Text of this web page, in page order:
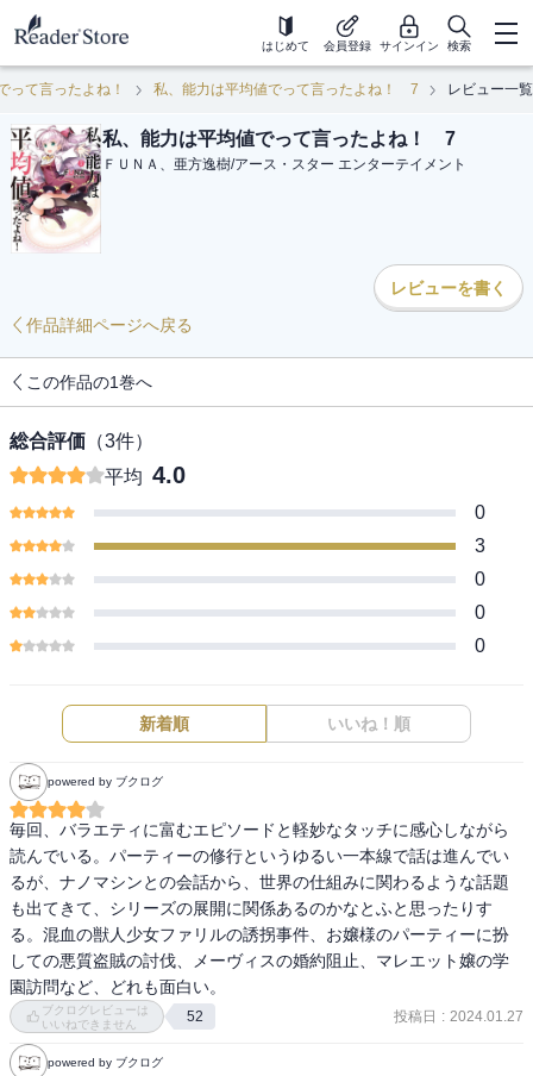
はじめて 会員登録 サインイン 検索
って言ったよね！ 私、能力は平均値でって言ったよね！ 7 レビュー一覧
私、能力は平均値でって言ったよね！ 7
ＦＵＮＡ、亜方逸樹/アース・スター エンターテイメント
レビューを書く
作品詳細ページへ戻る
この作品の1巻へ
総合評価 （3件）
平均 4.0
0
3
0
0
0
新着順 いいね！順
powered by ブクログ
毎回、バラエティに富むエピソードと軽妙なタッチに感心しながら
読んでいる。パーティーの修行というゆるい一本線で話は進んでい
るが、ナノマシンとの会話から、世界の仕組みに関わるような話題
も出てきて、シリーズの展開に関係あるのかなとふと思ったりす
る。混血の獣人少女ファリルの誘拐事件、お嬢様のパーティーに扮
しての悪質盗賊の討伐、メーヴィスの婚約阻止、マレエット嬢の学
園訪問など、どれも面白い。
ブクログレビューは
いいねできません
52 投稿日 : 2024.01.27
powered by ブクログ